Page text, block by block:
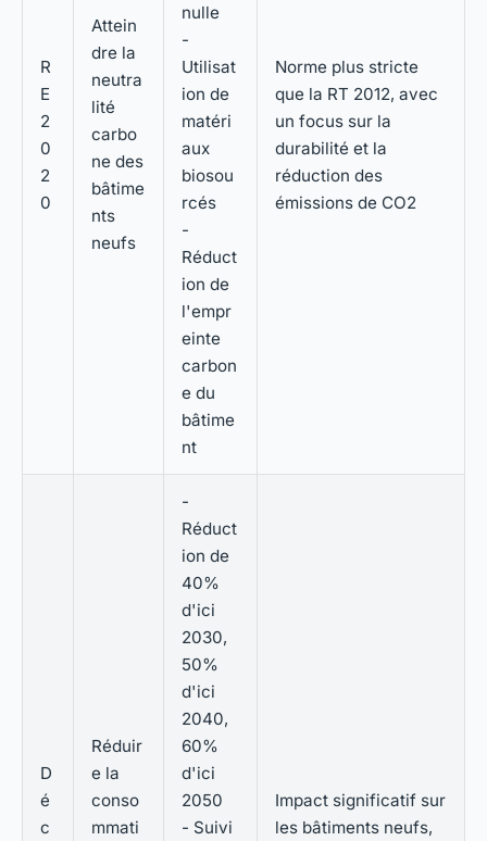
R
E
2
0
2
0
Attein
dre la
neutra
lité
carbo
ne des
bâtime
nts
neufs
nulle
-
Utilisat
ion de
matéri
aux
biosou
rcés
-
Réduct
ion de
l'empr
einte
carbon
e du
bâtime
nt
Norme plus stricte
que la RT 2012, avec
un focus sur la
durabilité et la
réduction des
émissions de CO2
D
é
c
Réduir
e la
conso
mmati
-
Réduct
ion de
40%
d'ici
2030,
50%
d'ici
2040,
60%
d'ici
2050
- Suivi
Impact significatif sur
les bâtiments neufs,